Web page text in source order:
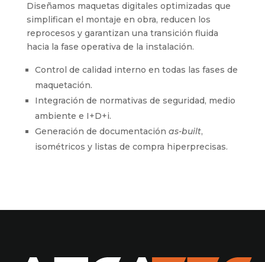
Diseñamos maquetas digitales optimizadas que
simplifican el montaje en obra, reducen los
reprocesos y garantizan una transición fluida
hacia la fase operativa de la instalación.
Control de calidad interno en todas las fases de
maquetación.
Integración de normativas de seguridad, medio
ambiente e I+D+i.
Generación de documentación as-built,
isométricos y listas de compra hiperprecisas.